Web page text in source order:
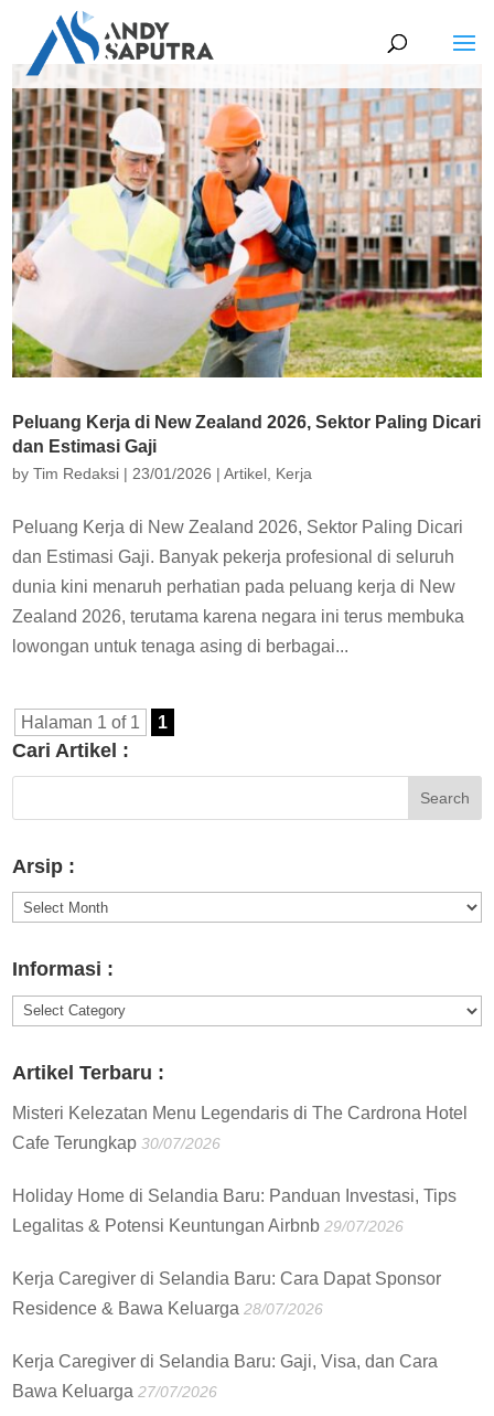
Peluang Kerja di New Zealand 2026, Sektor Paling Dicari
dan Estimasi Gaji
byTim Redaksi | 23/01/2026 |Artikel Kerja
Peluang Kerja di New Zealand 2026, Sektor Paling Dicari
dan Estimasi Gaji. Banyak pekerja profesional di seluruh
dunia kini menaruh perhatian pada peluang kerja di New
Zealand 2026, terutama karena negara ini terus membuka
lowongan untuk tenaga asing di berbagai...
Halaman 1 of 1 1
Cari Artikel :
Arsip :
Arsip
Informasi :
Informasi
Artikel Terbaru :
Misteri Kelezatan Menu Legendaris di The Cardrona Hotel
Cafe Terungkap 30/07/2026
Holiday Home di Selandia Baru: Panduan Investasi, Tips
Legalitas & Potensi Keuntungan Airbnb 29/07/2026
Kerja Caregiver di Selandia Baru: Cara Dapat Sponsor
Residence & Bawa Keluarga 28/07/2026
Kerja Caregiver di Selandia Baru: Gaji, Visa, dan Cara
Bawa Keluarga 27/07/2026